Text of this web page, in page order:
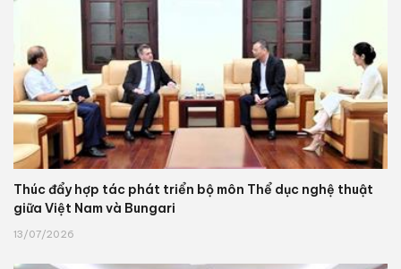
Thúc đẩy hợp tác phát triển bộ môn Thể dục nghệ thuật
giữa Việt Nam và Bungari
13/07/2026